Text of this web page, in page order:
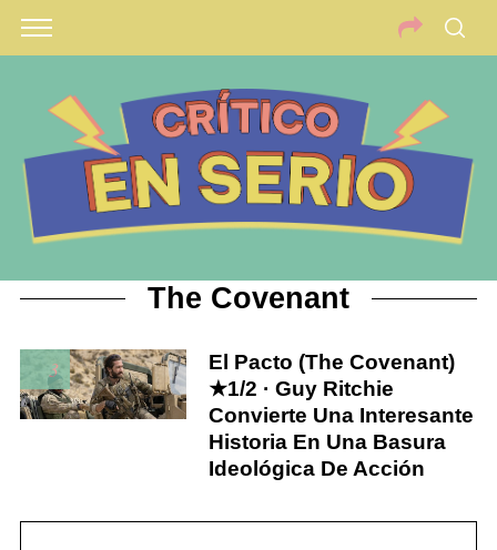
The Covenant
3
El Pacto (The Covenant)
★1/2 · Guy Ritchie
Convierte Una Interesante
Historia En Una Basura
Ideológica De Acción